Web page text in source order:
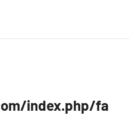
index.php/fa